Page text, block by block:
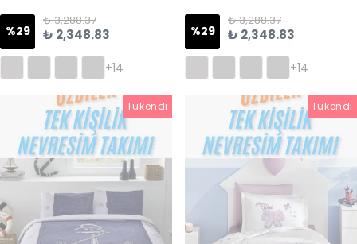
%29
₺ 3,288.37
₺ 2,348.83
+14
%29
₺ 3,288.37
₺ 2,348.83
+14
Tükendi Tükendi
Tükendi